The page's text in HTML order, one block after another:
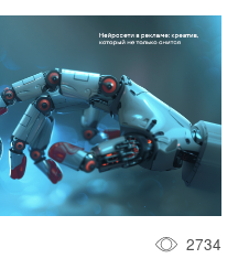
2734